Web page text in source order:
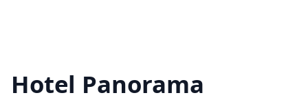
Hotel Panorama